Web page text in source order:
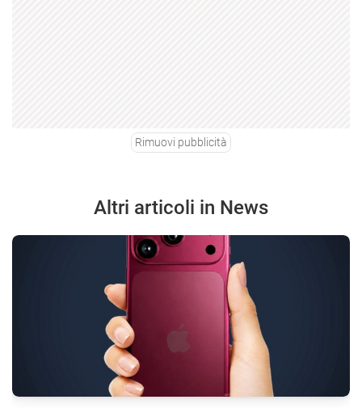
Rimuovi pubblicità
Altri articoli in News